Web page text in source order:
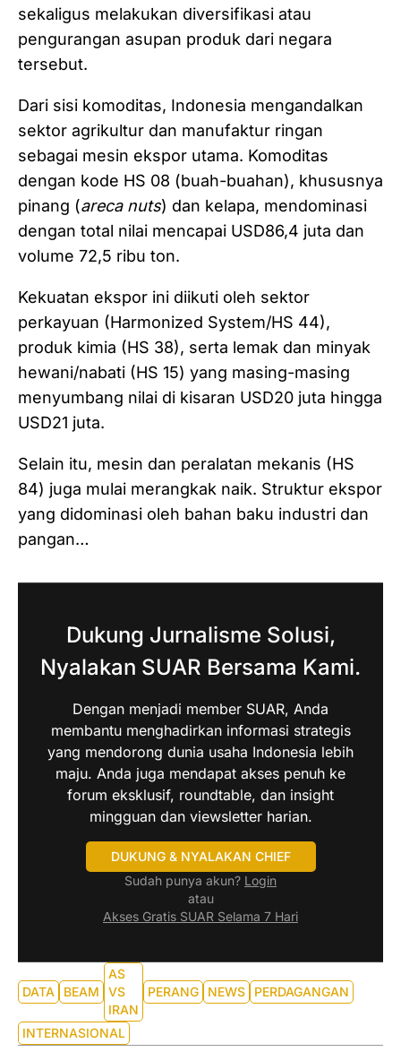
sekaligus melakukan diversifikasi atau
pengurangan asupan produk dari negara
tersebut.
Dari sisi komoditas, Indonesia mengandalkan
sektor agrikultur dan manufaktur ringan
sebagai mesin ekspor utama. Komoditas
dengan kode HS 08 (buah-buahan), khususnya
pinang (areca nuts) dan kelapa, mendominasi
dengan total nilai mencapai USD86,4 juta dan
volume 72,5 ribu ton.
Kekuatan ekspor ini diikuti oleh sektor
perkayuan (Harmonized System/HS 44),
produk kimia (HS 38), serta lemak dan minyak
hewani/nabati (HS 15) yang masing-masing
menyumbang nilai di kisaran USD20 juta hingga
USD21 juta.
Selain itu, mesin dan peralatan mekanis (HS
84) juga mulai merangkak naik. Struktur ekspor
yang didominasi oleh bahan baku industri dan
pangan…
Dukung Jurnalisme Solusi,
Nyalakan SUAR Bersama Kami.
Dengan menjadi member SUAR, Anda
membantu menghadirkan informasi strategis
yang mendorong dunia usaha Indonesia lebih
maju. Anda juga mendapat akses penuh ke
forum eksklusif, roundtable, dan insight
mingguan dan viewsletter harian.
DUKUNG & NYALAKAN CHIEF
Sudah punya akun? Login
atau
Akses Gratis SUAR Selama 7 Hari
DATA BEAM
AS
VS
IRAN
PERANG NEWS PERDAGANGAN
INTERNASIONAL